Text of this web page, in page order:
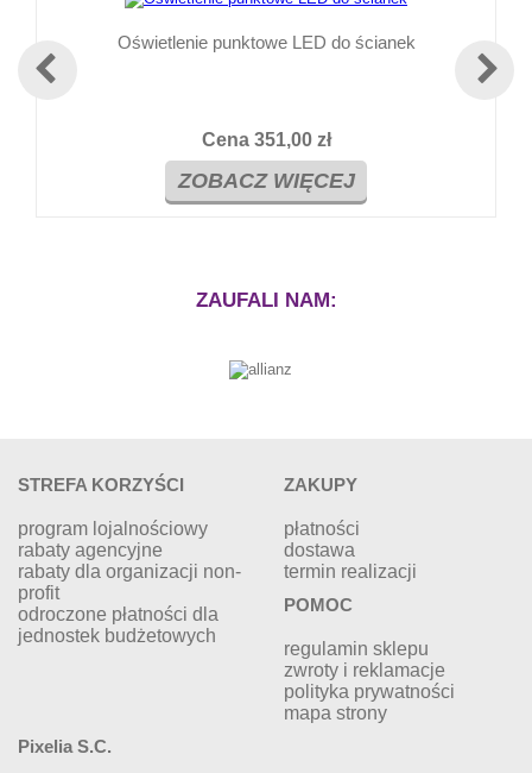
Oświetlenie punktowe LED do ścianek
Cena 351,00 zł
ZOBACZ WIĘCEJ
ZAUFALI NAM:
STREFA KORZYŚCI
program lojalnościowy
rabaty agencyjne
rabaty dla organizacji non-
profit
odroczone płatności dla
jednostek budżetowych
ZAKUPY
płatności
dostawa
termin realizacji
POMOC
regulamin sklepu
zwroty i reklamacje
polityka prywatności
mapa strony
Pixelia S.C.